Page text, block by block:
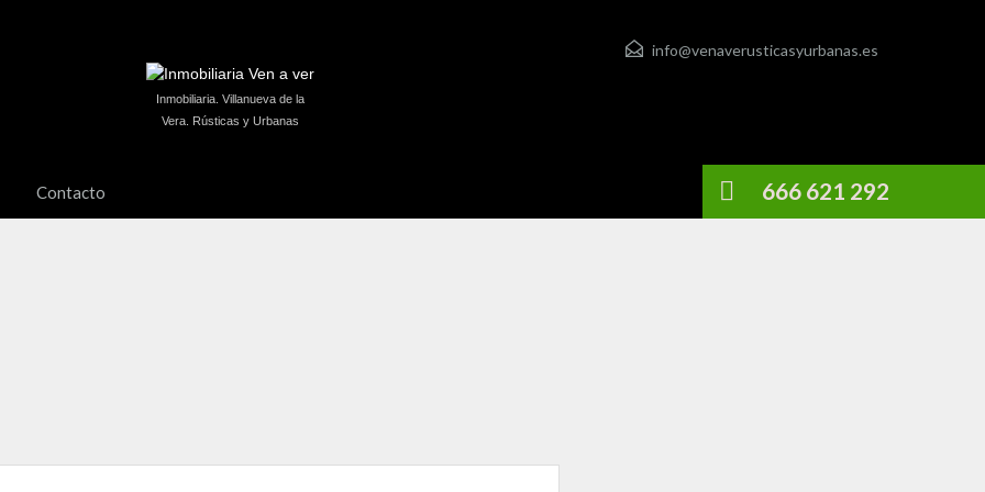
info@venaverusticasyurbanas.es
Inmobiliaria. Villanueva de la
Vera. Rústicas y Urbanas
Contacto 666 621 292